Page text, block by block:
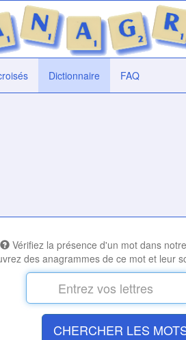
Dictionnaire FAQ
Vérifiez la présence d'un mot dans
des anagrammes de ce mot et leur
CHERCHER LES